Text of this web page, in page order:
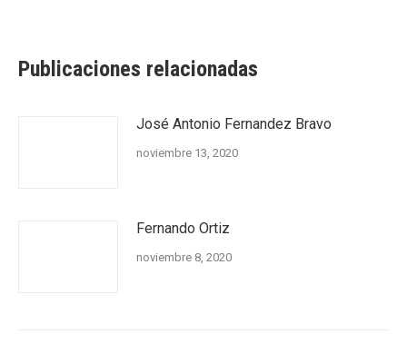
Publicaciones relacionadas
José Antonio Fernandez Bravo
noviembre 13, 2020
Fernando Ortiz
noviembre 8, 2020